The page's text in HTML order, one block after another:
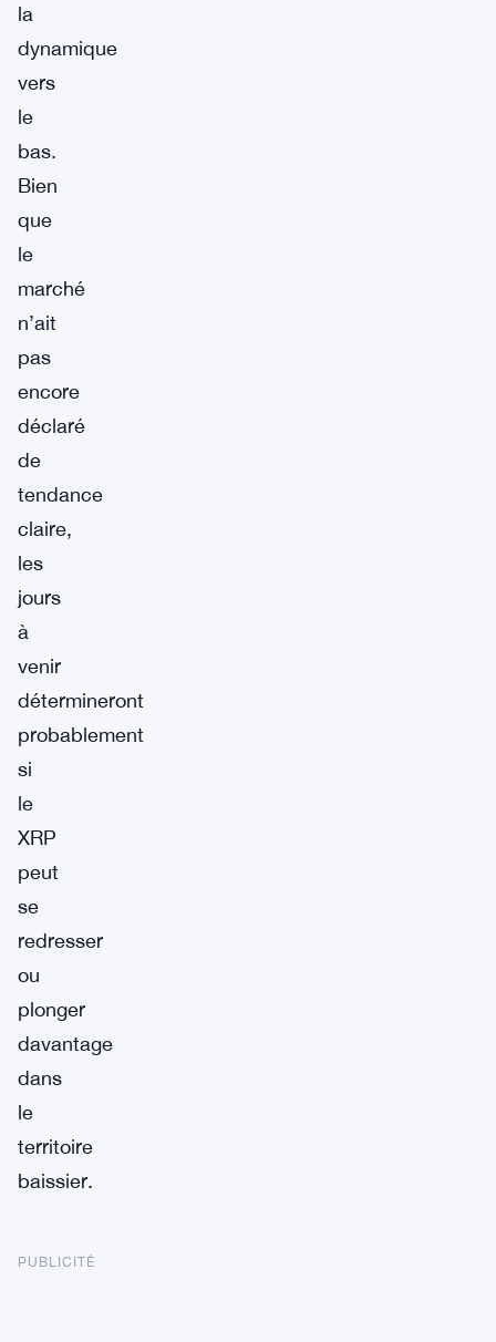
la
dynamique
vers
le
bas.
Bien
que
le
marché
n’ait
pas
encore
déclaré
de
tendance
claire,
les
jours
à
venir
détermineront
probablement
si
le
XRP
peut
se
redresser
ou
plonger
davantage
dans
le
territoire
baissier.
PUBLICITÉ